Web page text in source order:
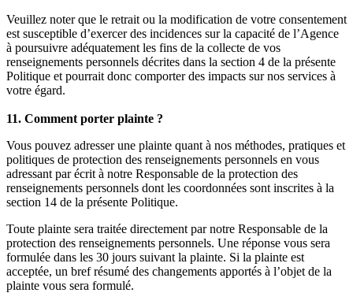
Veuillez noter que le retrait ou la modification de votre consentement
est susceptible d’exercer des incidences sur la capacité de l’Agence
à poursuivre adéquatement les fins de la collecte de vos
renseignements personnels décrites dans la section 4 de la présente
Politique et pourrait donc comporter des impacts sur nos services à
votre égard.
11. Comment porter plainte ?
Vous pouvez adresser une plainte quant à nos méthodes, pratiques et
politiques de protection des renseignements personnels en vous
adressant par écrit à notre Responsable de la protection des
renseignements personnels dont les coordonnées sont inscrites à la
section 14 de la présente Politique.
Toute plainte sera traitée directement par notre Responsable de la
protection des renseignements personnels. Une réponse vous sera
formulée dans les 30 jours suivant la plainte. Si la plainte est
acceptée, un bref résumé des changements apportés à l’objet de la
plainte vous sera formulé.